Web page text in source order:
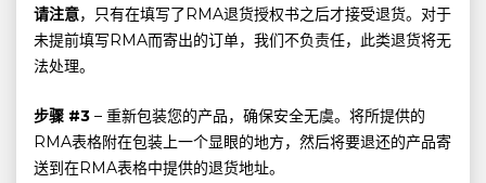
请注意，只有在填写了RMA退货授权书之后才接受退货。对于
未提前填写RMA而寄出的订单，我们不负责任，此类退货将无
法处理。
步骤 #3 – 重新包装您的产品，确保安全无虞。将所提供的
RMA表格附在包装上一个显眼的地方，然后将要退还的产品寄
送到在RMA表格中提供的退货地址。